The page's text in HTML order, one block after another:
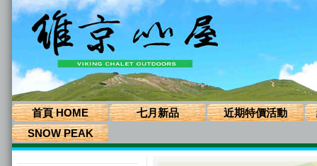
首頁 HOME 七月新品 近期特價活動
SNOW PEAK